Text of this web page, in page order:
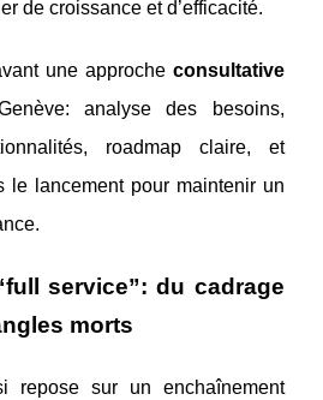
de croissance et d’efficacité.
une approche consultative
analyse des besoins,
roadmap claire, et
le lancement pour maintenir un
service”: du cadrage
morts
repose sur un enchaînement